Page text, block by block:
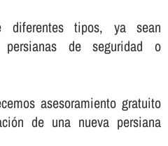
diferentes tipos, ya sean
de seguridad o
asesoramiento gratuito
de una nueva persiana